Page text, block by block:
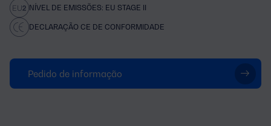
NÍVEL DE EMISSÕES: EU STAGE II
DECLARAÇÃO CE DE CONFORMIDADE
Pedido de informação